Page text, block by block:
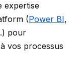
expertise
(Power BI,
pour
vos processus